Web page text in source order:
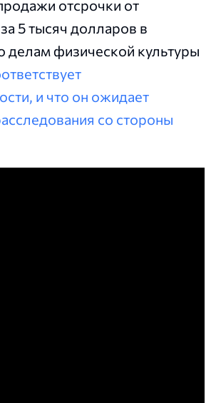
отсрочки от
5 тысяч долларов в
делам физической культуры
и что он ожидает
со стороны